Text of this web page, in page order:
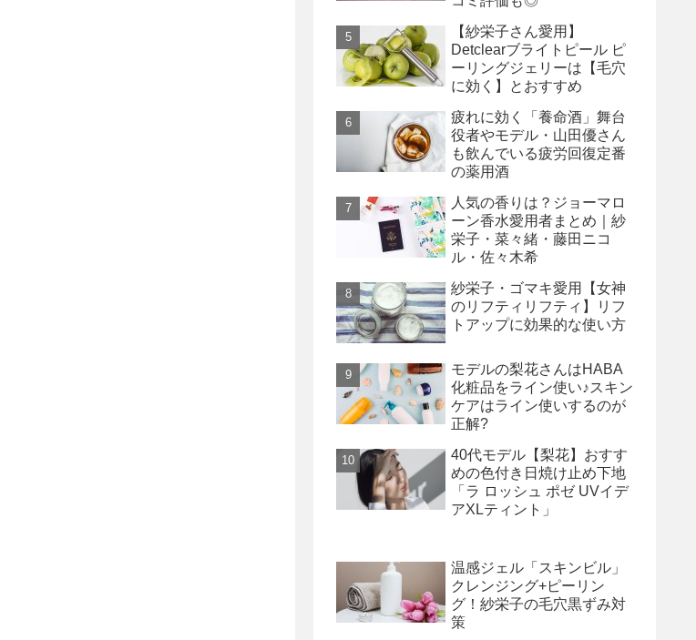
【紗栄子さん愛用】
Detclearブライトピール ピ
ーリングジェリーは【毛穴
に効く】とおすすめ
疲れに効く「養命酒」舞台
役者やモデル・山田優さん
も飲んでいる疲労回復定番
の薬用酒
人気の香りは？ジョーマロ
ーン香水愛用者まとめ｜紗
栄子・菜々緒・藤田ニコ
ル・佐々木希
紗栄子・ゴマキ愛用【女神
のリフティリフティ】リフ
トアップに効果的な使い方
モデルの梨花さんはHABA
化粧品をライン使い♪スキン
ケアはライン使いするのが
正解?
40代モデル【梨花】おすす
めの色付き日焼け止め下地
「ラ ロッシュ ポゼ UVイデ
アXLティント」
温感ジェル「スキンビル」
クレンジング+ピーリン
グ！紗栄子の毛穴黒ずみ対
策